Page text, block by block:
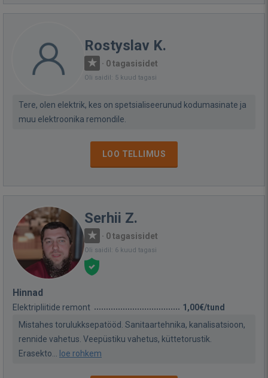
Rostyslav K.
· 0 tagasisidet
Oli saidil: 5 kuud tagasi
Tere, olen elektrik, kes on spetsialiseerunud kodumasinate ja
muu elektroonika remondile.
LOO TELLIMUS
Serhii Z.
· 0 tagasisidet
Oli saidil: 6 kuud tagasi
Hinnad
Elektripliitide remont
1,00€/tund
Mistahes torulukksepatööd. Sanitaartehnika, kanalisatsioon,
rennide vahetus. Veepüstiku vahetus, küttetorustik.
Erasekto...
loe rohkem